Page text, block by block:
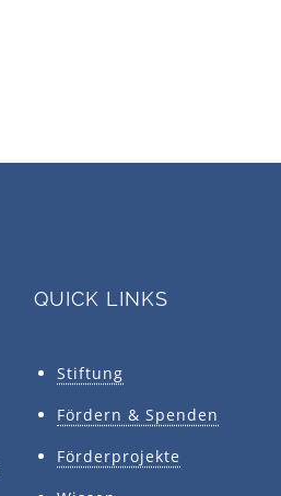
QUICK LINKS
Stiftung
Fördern & Spenden
Förderprojekte